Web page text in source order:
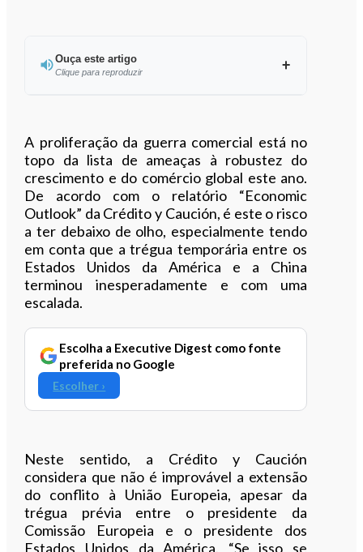
Ouça este artigo
Clique para reproduzir
A proliferação da guerra comercial está no
topo da lista de ameaças à robustez do
crescimento e do comércio global este ano.
De acordo com o relatório “Economic
Outlook” da Crédito y Caución, é este o risco
a ter debaixo de olho, especialmente tendo
em conta que a trégua temporária entre os
Estados Unidos da América e a China
terminou inesperadamente e com uma
escalada.
Escolha a Executive Digest como fonte
preferida no Google
Escolher ›
Neste sentido, a Crédito y Caución
considera que não é improvável a extensão
do conflito à União Europeia, apesar da
trégua prévia entre o presidente da
Comissão Europeia e o presidente dos
Estados Unidos da América. “Se isso se